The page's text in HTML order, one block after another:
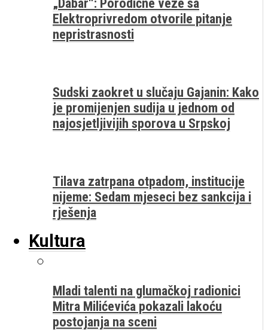
Elektroprivredom otvorile pitanje
nepristrasnosti
Sudski zaokret u slučaju Gajanin: Kako
je promijenjen sudija u jednom od
najosjetljivijih sporova u Srpskoj
Tilava zatrpana otpadom, institucije
nijeme: Sedam mjeseci bez sankcija i
rješenja
Kultura
Mladi talenti na glumačkoj radionici
Mitra Milićevića pokazali lakoću
postojanja na sceni